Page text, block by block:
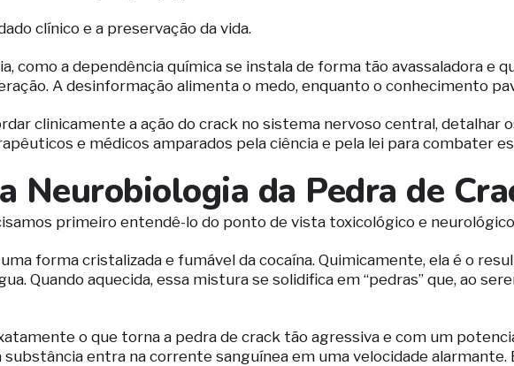
clínico e a preservação da vida.
como a dependência química se instala de forma tão avassaladora e
A desinformação alimenta o medo, enquanto o conhecimento
clinicamente a ação do crack no sistema nervoso central, detalhar
e médicos amparados pela ciência e pela lei para combater
Neurobiologia da Pedra de
primeiro entendê-lo do ponto de vista toxicológico e
forma cristalizada e fumável da cocaína. Quimicamente, ela é o
Quando aquecida, essa mistura se solidifica em “pedras” que, ao
o que torna a pedra de crack tão agressiva e com um
entra na corrente sanguínea em uma velocidade